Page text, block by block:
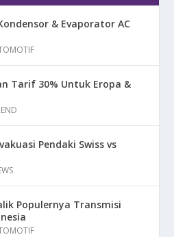
& Evaporator AC
Tarif 30% Untuk Eropa &
Pendaki Swiss vs
Populernya Transmisi